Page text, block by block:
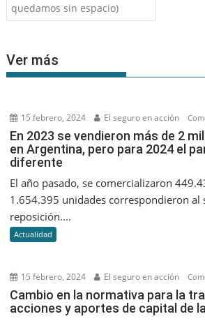
quedamos sin espacio)
Ver más
15 febrero, 2024 El seguro en acción
En 2023 se vendieron más de 2
en Argentina, pero para 2024 el
diferente
El año pasado, se comercializaron
1.654.395 unidades correspondieron al
reposición....
Actualidad
15 febrero, 2024 El seguro en acción
Cambio en la normativa para la
acciones y aportes de capital de